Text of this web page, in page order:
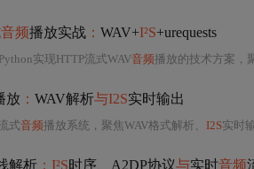
音频播放实战 ： WAV+I²S+urequests
实现HTTP流式WAV音频播放的技术方案，
放 ： WAV解析与I2S实时输出
式音频播放系统，聚焦WAV格式解析、 I2S实时输出及资源受限
解析 ：I²S时序、A2DP协议与实时音频